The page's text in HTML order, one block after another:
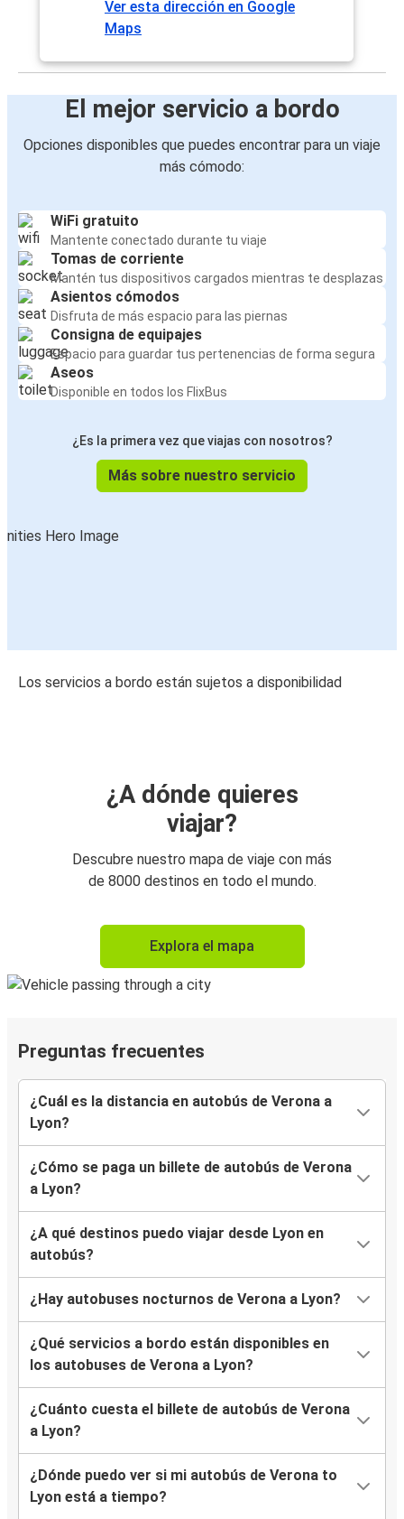
Ver esta dirección en Google
Maps
El mejor servicio a bordo
Opciones disponibles que puedes encontrar para un viaje
más cómodo:
WiFi gratuito
Mantente conectado durante tu viaje
Tomas de corriente
Mantén tus dispositivos cargados mientras te desplazas
Asientos cómodos
Disfruta de más espacio para las piernas
Consigna de equipajes
Espacio para guardar tus pertenencias de forma segura
Aseos
Disponible en todos los FlixBus
¿Es la primera vez que viajas con nosotros?
Más sobre nuestro servicio
Los servicios a bordo están sujetos a disponibilidad
¿A dónde quieres
viajar?
Descubre nuestro mapa de viaje con más
de 8000 destinos en todo el mundo.
Explora el mapa
Preguntas frecuentes
¿Cuál es la distancia en autobús de Verona a
Lyon?
¿Cómo se paga un billete de autobús de Verona
a Lyon?
¿A qué destinos puedo viajar desde Lyon en
autobús?
¿Hay autobuses nocturnos de Verona a Lyon?
¿Qué servicios a bordo están disponibles en
los autobuses de Verona a Lyon?
¿Cuánto cuesta el billete de autobús de Verona
a Lyon?
¿Dónde puedo ver si mi autobús de Verona to
Lyon está a tiempo?